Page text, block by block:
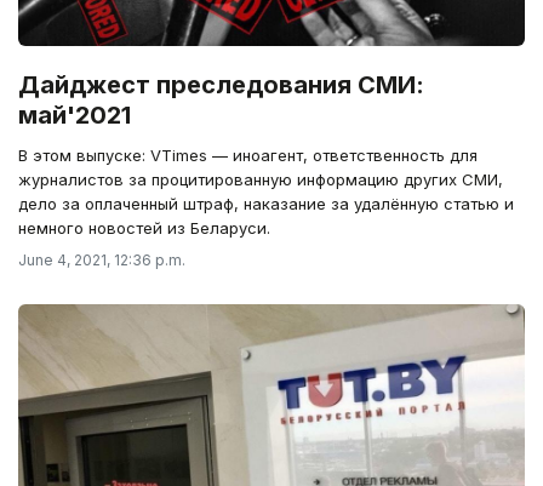
Дайджест преследования СМИ:
май'2021
В этом выпуске: VTimes — иноагент, ответственность для
журналистов за процитированную информацию других СМИ,
дело за оплаченный штраф, наказание за удалённую статью и
немного новостей из Беларуси.
June 4, 2021, 12:36 p.m.